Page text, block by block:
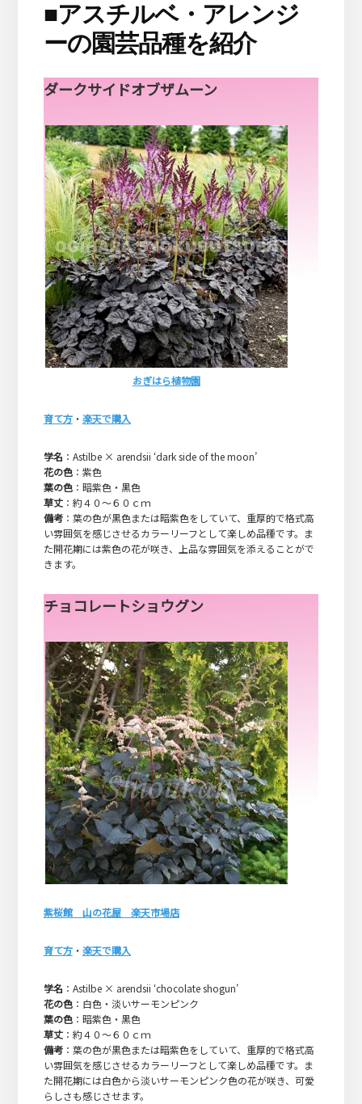
■アスチルベ・アレンジ
ーの園芸品種を紹介
ダークサイドオブザムーン
おぎはら植物園
育て方・ 楽天で購入
学名 ：Astilbe × arendsii ‘dark side of the moon’
花の色：紫色
葉の色：暗紫色・黒色
草丈：約４０～６０ｃｍ
備考：葉の色が黒色または暗紫色をしていて、重厚的で格式高
い雰囲気を感じさせるカラーリーフとして楽しめ品種です。ま
た開花期には紫色の花が咲き、上品な雰囲気を添えることがで
きます。
チョコレートショウグン
紫桜館 山の花屋 楽天市場店
育て方・ 楽天で購入
学名 ：Astilbe × arendsii ‘chocolate shogun’
花の色：白色・淡いサーモンピンク
葉の色：暗紫色・黒色
草丈：約４０～６０ｃｍ
備考：葉の色が黒色または暗紫色をしていて、重厚的で格式高
い雰囲気を感じさせるカラーリーフとして楽しめ品種です。ま
た開花期には白色から淡いサーモンピンク色の花が咲き、可愛
らしさも感じさせます。